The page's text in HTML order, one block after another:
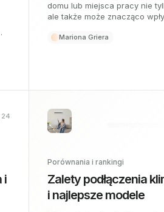
domu lub miejsca pracy nie
ale także może znacząco
tym artykule zbadamy różnice
Mariona Griera
24
i
Porównania i rankingi
Zalety podłączenia
i najlepsze modele